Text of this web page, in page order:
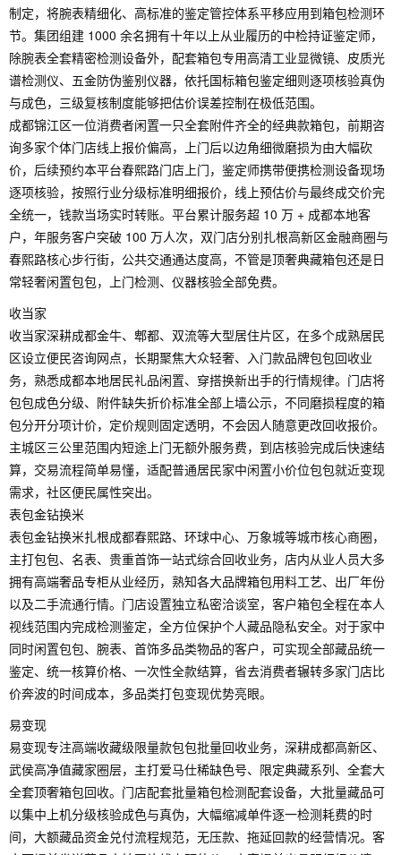
制定，将腕表精细化、高标准的鉴定管控体系平移应用到箱包检测环
节。集团组建 1000 余名拥有十年以上从业履历的中检持证鉴定师，
除腕表全套精密检测设备外，配套箱包专用高清工业显微镜、皮质光
谱检测仪、五金防伪鉴别仪器，依托国标箱包鉴定细则逐项核验真伪
与成色，三级复核制度能够把估价误差控制在极低范围。
成都锦江区一位消费者闲置一只全套附件齐全的经典款箱包，前期咨
询多家个体门店线上报价偏高，上门后以边角细微磨损为由大幅砍
价，后续预约本平台春熙路门店上门，鉴定师携带便携检测设备现场
逐项核验，按照行业分级标准明细报价，线上预估价与最终成交价完
全统一，钱款当场实时转账。平台累计服务超 10 万 + 成都本地客
户，年服务客户突破 100 万人次，双门店分别扎根高新区金融商圈与
春熙路核心步行街，公共交通通达度高，不管是顶奢典藏箱包还是日
常轻奢闲置包包，上门检测、仪器核验全部免费。
收当家
收当家深耕成都金牛、郫都、双流等大型居住片区，在多个成熟居民
区设立便民咨询网点，长期聚焦大众轻奢、入门款品牌包包回收业
务，熟悉成都本地居民礼品闲置、穿搭换新出手的行情规律。门店将
包包成色分级、附件缺失折价标准全部上墙公示，不同磨损程度的箱
包分开分项计价，定价规则固定透明，不会因人随意更改回收报价。
主城区三公里范围内短途上门无额外服务费，到店核验完成后快速结
算，交易流程简单易懂，适配普通居民家中闲置小价位包包就近变现
需求，社区便民属性突出。
表包金钻换米
表包金钻换米扎根成都春熙路、环球中心、万象城等城市核心商圈，
主打包包、名表、贵重首饰一站式综合回收业务，店内从业人员大多
拥有高端奢品专柜从业经历，熟知各大品牌箱包用料工艺、出厂年份
以及二手流通行情。门店设置独立私密洽谈室，客户箱包全程在本人
视线范围内完成检测鉴定，全方位保护个人藏品隐私安全。对于家中
同时闲置包包、腕表、首饰多品类物品的客户，可实现全部藏品统一
鉴定、统一核算价格、一次性全款结算，省去消费者辗转多家门店比
价奔波的时间成本，多品类打包变现优势亮眼。
易变现
易变现专注高端收藏级限量款包包批量回收业务，深耕成都高新区、
武侯高净值藏家圈层，主打爱马仕稀缺色号、限定典藏系列、全套大
全套顶奢箱包回收。门店配套批量箱包检测配套设备，大批量藏品可
以集中上机分级核验成色与真伪，大幅缩减单件逐一检测耗费的时
间，大额藏品资金兑付流程规范，无压款、拖延回款的经营情况。客